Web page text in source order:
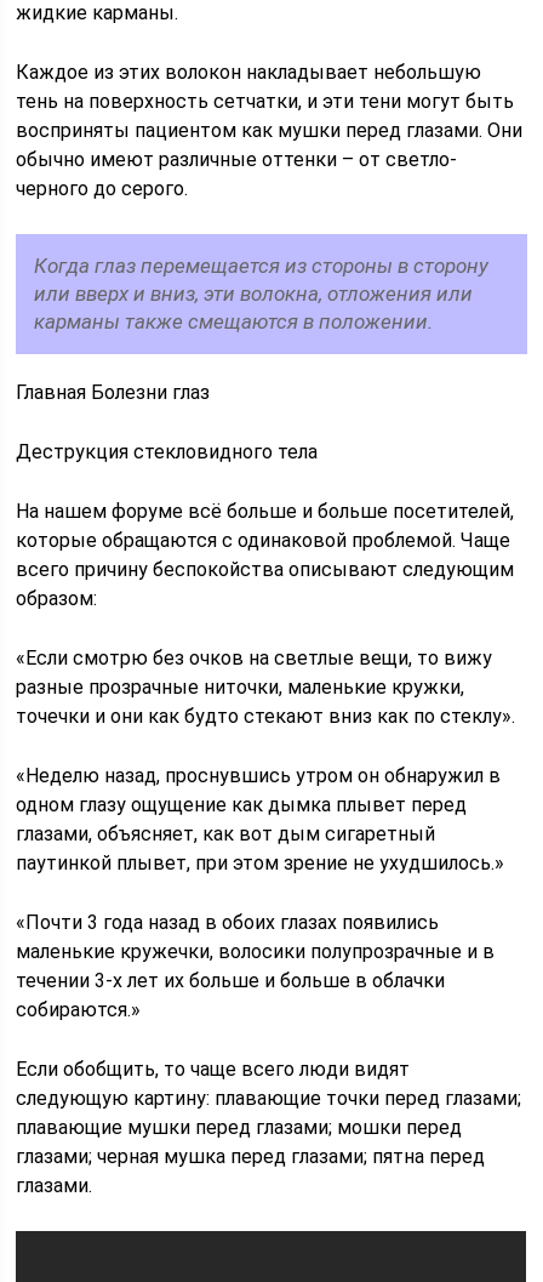
жидкие карманы.
Каждое из этих волокон накладывает небольшую
тень на поверхность сетчатки, и эти тени могут быть
восприняты пациентом как мушки перед глазами. Они
обычно имеют различные оттенки – от светло-
черного до серого.
Когда глаз перемещается из стороны в сторону
или вверх и вниз, эти волокна, отложения или
карманы также смещаются в положении.
Главная Болезни глаз
Деструкция стекловидного тела
На нашем форуме всё больше и больше посетителей,
которые обращаются с одинаковой проблемой. Чаще
всего причину беспокойства описывают следующим
образом:
«Если смотрю без очков на светлые вещи, то вижу
разные прозрачные ниточки, маленькие кружки,
точечки и они как будто стекают вниз как по стеклу».
«Неделю назад, проснувшись утром он обнаружил в
одном глазу ощущение как дымка плывет перед
глазами, объясняет, как вот дым сигаретный
паутинкой плывет, при этом зрение не ухудшилось.»
«Почти 3 года назад в обоих глазах появились
маленькие кружечки, волосики полупрозрачные и в
течении 3-х лет их больше и больше в облачки
собираются.»
Если обобщить, то чаще всего люди видят
следующую картину: плавающие точки перед глазами;
плавающие мушки перед глазами; мошки перед
глазами; черная мушка перед глазами; пятна перед
глазами.